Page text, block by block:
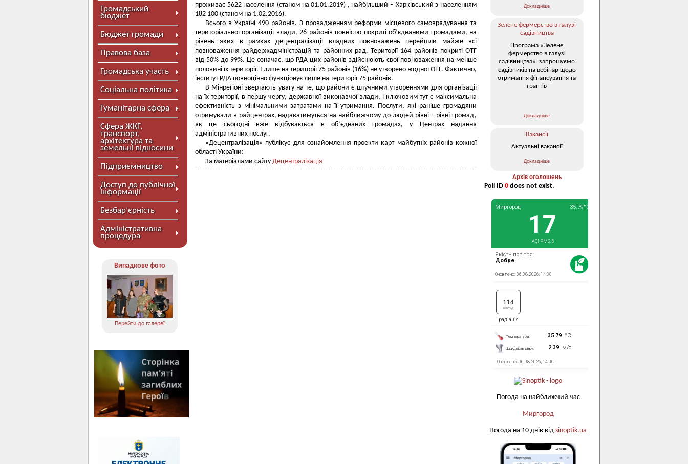
Громадський
бюджет
Бюджет громади
Правова база
Громадська участь
Соціальна політика
Гуманітарна сфера
Сфера ЖКГ,
транспорт,
архітектура та
земельні відносини
Підприємництво
Доступ до публічної
інформації
Безбар’єрність
Адміністративна
процедура
Випадкове фото
Перейти до галереї
проживає 5622 населення (станом на 01.01.2019) , найбільший – Харківський з населенням
182 100 (станом на 1.02.2016).
Всього в Україні 490 районів. З провадженням реформи місцевого самоврядування та
територіальної організації влади, 26 районів повністю покриті об’єднаними громадами, на
рівень яких в рамках децентралізації владних повноважень перейшли майже всі
повноваження райдержадміністрацій та районних рад. Території 164 районів покриті ОТГ
від 50% до 99%. Це означає, що РДА цих районів здійснюють свої повноваження на менше
половині їх території. І лише на території 75 районів (16%) не утворено жодної ОТГ. Фактично,
інститут РДА повноцінно функціонує лише на території 75 районів.
В Мінрегіоні звертають увагу на те, що райони є штучними утвореннями для організації
на їх території, в першу чергу, державної виконавчої влади, і ключовим тут є максимальна
ефективність з мінімальними затратами на її утримання. Послуги, які раніше громадяни
отримували в райцентрах, надаватимуться на найближчому до людей рівні – рівні громад,
як це сьогодні вже відбувається в об’єднаних громадах, у Центрах надання
адміністративних послуг.
«Децентралізація» публікує для ознайомлення проекти карт майбутніх районів кожної
області України:
За матеріалами сайту Децентралізація
Докладніше
Зелене фермерство в галузі
садівництва
Програма «Зелене
фермерство в галузі
садівництва»: запрошуємо
садівників на вебінар щодо
отримання фінансування та
грантів
Докладніше
Вакансії
Актуальні вакансії
Докладніше
Архів оголошень
Poll ID 0 does not exist.
Погода на найближчий час
Миргород
Погода на 10 днів від sinoptik.ua